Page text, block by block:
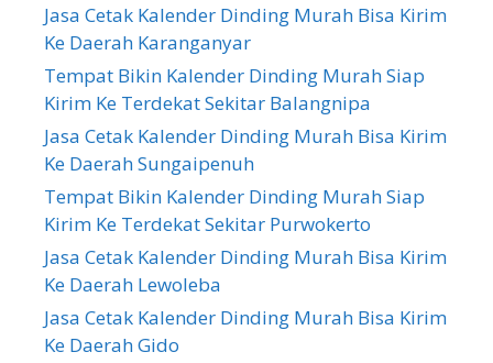
Jasa Cetak Kalender Dinding Murah Bisa Kirim
Ke Daerah Karanganyar
Tempat Bikin Kalender Dinding Murah Siap
Kirim Ke Terdekat Sekitar Balangnipa
Jasa Cetak Kalender Dinding Murah Bisa Kirim
Ke Daerah Sungaipenuh
Tempat Bikin Kalender Dinding Murah Siap
Kirim Ke Terdekat Sekitar Purwokerto
Jasa Cetak Kalender Dinding Murah Bisa Kirim
Ke Daerah Lewoleba
Jasa Cetak Kalender Dinding Murah Bisa Kirim
Ke Daerah Gido